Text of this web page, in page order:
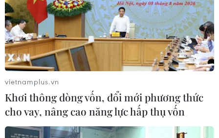
vietnamplus.vn
Khơi thông dòng vốn, đổi mới phương thức
cho vay, nâng cao năng lực hấp thụ vốn